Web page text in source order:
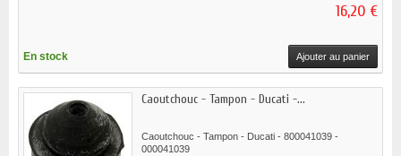
16,20 €
En stock Ajouter au panier
Caoutchouc - Tampon - Ducati -...
Caoutchouc - Tampon - Ducati - 800041039 -
000041039